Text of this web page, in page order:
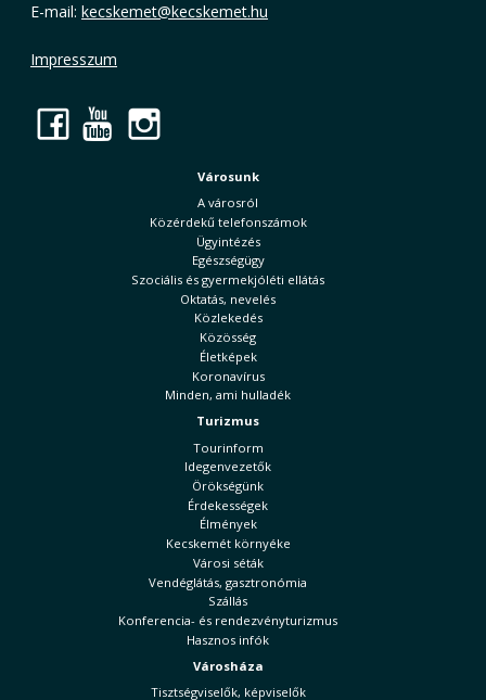
E-mail: kecskemet@kecskemet.hu
Impresszum
Facebook
YouTube
Városunk
A városról
Közérdekű telefonszámok
Ügyintézés
Egészségügy
Szociális és gyermekjóléti ellátás
Oktatás, nevelés
Közlekedés
Közösség
Életképek
Koronavírus
Minden, ami hulladék
Turizmus
Tourinform
Idegenvezetők
Örökségünk
Érdekességek
Élmények
Kecskemét környéke
Városi séták
Vendéglátás, gasztronómia
Szállás
Konferencia- és rendezvényturizmus
Hasznos infók
Városháza
Tisztségviselők, képviselők